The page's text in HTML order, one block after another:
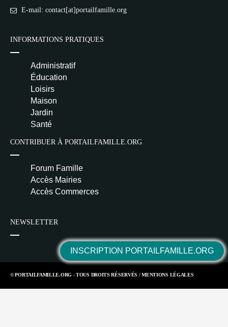
INSCRIPTION PORTAILFAMILLE.ORG
E-mail: contact[at]portailfamille.org
INFORMATIONS PRATIQUES
Administratif
Éducation
Loisirs
Maison
Jardin
Santé
CONTRIBUER À PORTAILFAMILLE.ORG
Forum Famille
Accès Mairies
Accès Commerces
NEWSLETTER
© PORTAILFAMILLE.ORG - TOUS DROITS RÉSERVÉS /MENTIONS LÉGALES